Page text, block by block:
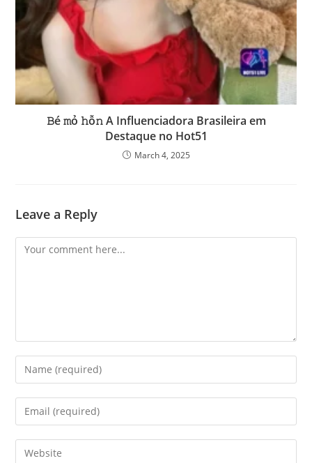
𝙱é 𝚖ỏ 𝚑ỗ𝚗 A Influenciadora Brasileira em
Destaque no Hot51
March 4, 2025
Leave a Reply